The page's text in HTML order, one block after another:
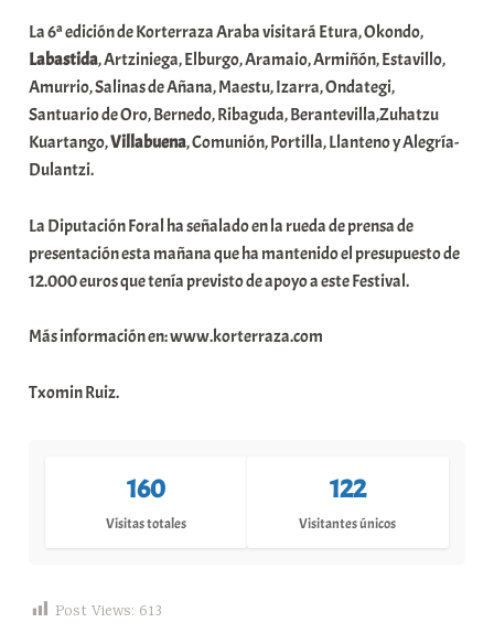
La 6ª edición de Korterraza Araba visitará Etura, Okondo,
Labastida, Artziniega, Elburgo, Aramaio, Armiñón, Estavillo,
Amurrio, Salinas de Añana, Maestu, Izarra, Ondategi,
Santuario de Oro, Bernedo, Ribaguda, Berantevilla,Zuhatzu
Kuartango,Villabuena, Comunión, Portilla, Llanteno y Alegría-
Dulantzi.
La Diputación Foral ha señalado en la rueda de prensa de
presentación esta mañana que ha mantenido el presupuesto de
12.000 euros que tenía previsto de apoyo a este Festival.
Más información en: www.korterraza.com
Txomin Ruiz.
160
Visitas totales
122
Visitantes únicos
Post Views: 613